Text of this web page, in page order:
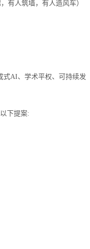
有人筑墙，有人造风车）
式AI、学术平权、可持续发
下提案: